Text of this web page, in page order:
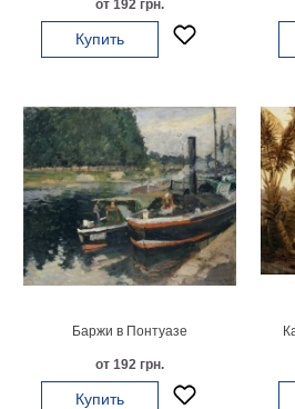
холсте
размеров
Наши
работы
от 192 грн.
Купить
Баржи в Понтуазе
от 192 грн.
Купить